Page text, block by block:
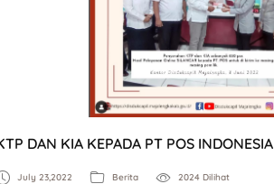
DAN KIA KEPADA PT POS INDONESIA
July 23,2022 Berita 2024 Dilihat